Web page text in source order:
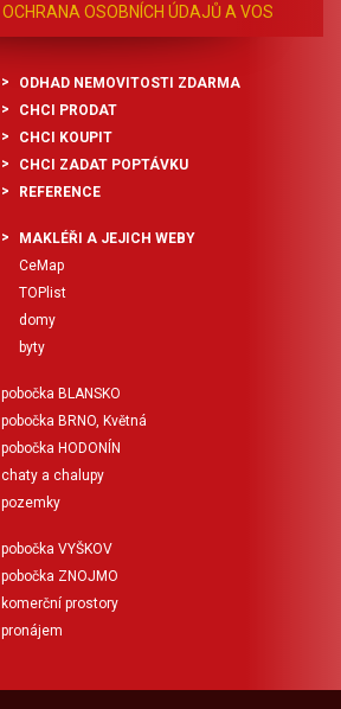
OCHRANA OSOBNÍCH ÚDAJŮ A VOS
ODHAD NEMOVITOSTI ZDARMA
CHCI PRODAT
CHCI KOUPIT
CHCI ZADAT POPTÁVKU
REFERENCE
MAKLÉŘI A JEJICH WEBY
CeMap
TOPlist
domy
byty
pobočka BLANSKO
pobočka BRNO, Květná
pobočka HODONÍN
chaty a chalupy
pozemky
pobočka VYŠKOV
pobočka ZNOJMO
komerční prostory
pronájem